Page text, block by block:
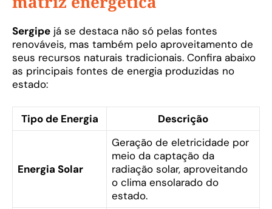
Sergipe já se destaca não só pelas fontes
renováveis, mas também pelo aproveitamento de
seus recursos naturais tradicionais. Confira abaixo
as principais fontes de energia produzidas no
estado:
Tipo de Energia Descrição
Energia Solar
Geração de eletricidade por
meio da captação da
radiação solar, aproveitando
o clima ensolarado do
estado.